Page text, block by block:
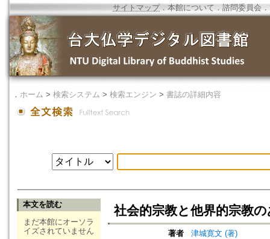
サイトマップ．本館について ． 諮問委員会 ．
． ホーム > 検索システム > 検索エンジン > 書誌の詳細内容
本文を読む
まだ本館にオーソラ
イズされていません
社会的宗教と他界的宗教
著者
津城寛文 (著)